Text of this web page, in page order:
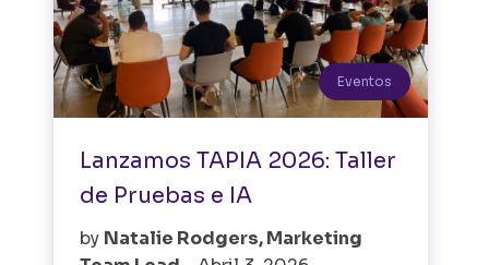
Eventos
Lanzamos TAPIA 2026: Taller
de Pruebas e IA
by Natalie Rodgers, Marketing